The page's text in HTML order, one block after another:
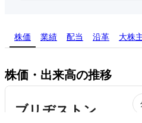
株価 業績 配当 沿革 大株
株価・出来高の推移